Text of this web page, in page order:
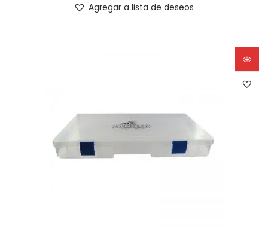
Agregar a lista de deseos